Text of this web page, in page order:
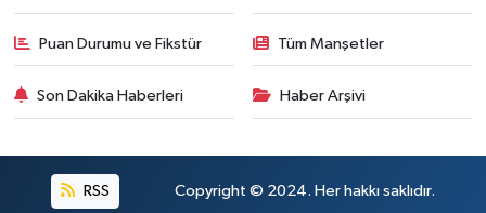
Puan Durumu ve Fikstür Tüm Manşetler
Son Dakika Haberleri Haber Arşivi
RSS Copyright © 2024. Her hakkı saklıdır.